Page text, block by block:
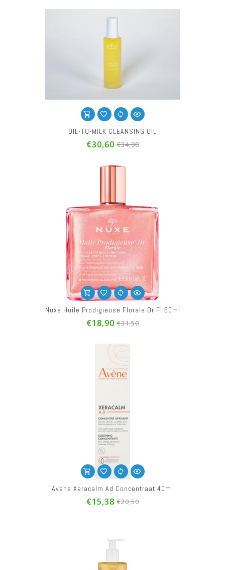
OIL-TO-MILK CLEANSING OIL
€30,60 €34,00
Nuxe Huile Prodigieuse Florale Or Fl 50ml
€18,90 €31,50
Avene Xeracalm Ad Concentraat 40ml
€15,38 €20,50